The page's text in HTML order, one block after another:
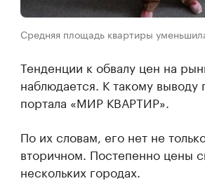
Средняя площадь квартиры
Тенденции к обвалу цен на
наблюдается. К такому
портала «МИР КВАРТИР».
По их словам, его нет не
вторичном. Постепенно цены
нескольких городах.